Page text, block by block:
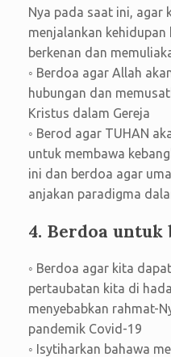
Nya pada saat ini, agar
menjalankan
berkenan dan
◦ Berdoa agar Allah
hubungan dan
Kristus dalam Gereja
◦ Berod agar TUHAN
untuk membawa
ini dan berdoa agar
anjakan paradigma
4. Berdoa untuk
◦ Berdoa agar kita
pertaubatan kita di
menyebabkan rahmat-
pandemik Covid-19
◦ Isytiharkan bahawa